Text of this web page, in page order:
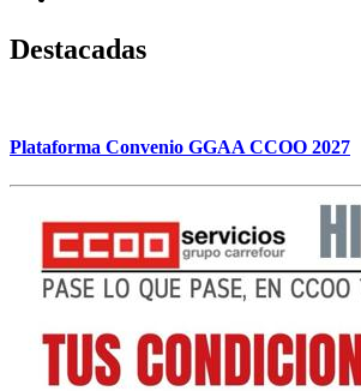
Destacadas
Plataforma Convenio GGAA CCOO 2027